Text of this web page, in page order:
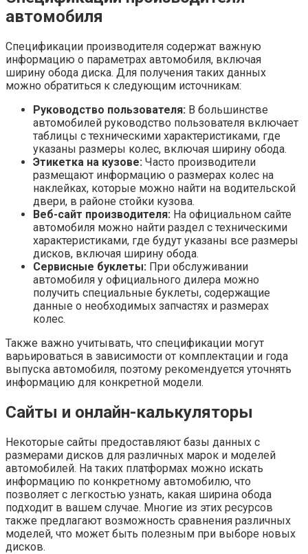
автомобиля
Спецификации производителя содержат важную
информацию о параметрах автомобиля, включая
ширину обода диска. Для получения таких данных
можно обратиться к следующим источникам:
Руководство пользователя: В большинстве
автомобилей руководство пользователя включает
таблицы с техническими характеристиками, где
указаны размеры колес, включая ширину обода.
Этикетка на кузове: Часто производители
размещают информацию о размерах колес на
наклейках, которые можно найти на водительской
двери, в районе стойки кузова.
Веб-сайт производителя: На официальном сайте
автомобиля можно найти раздел с техническими
характеристиками, где будут указаны все размеры
дисков, включая ширину обода.
Сервисные буклеты: При обслуживании
автомобиля у официального дилера можно
получить специальные буклеты, содержащие
данные о необходимых запчастях и размерах
колес.
Также важно учитывать, что спецификации могут
варьироваться в зависимости от комплектации и года
выпуска автомобиля, поэтому рекомендуется уточнять
информацию для конкретной модели.
Сайты и онлайн-калькуляторы
Некоторые сайты предоставляют базы данных с
размерами дисков для различных марок и моделей
автомобилей. На таких платформах можно искать
информацию по конкретному автомобилю, что
позволяет с легкостью узнать, какая ширина обода
подходит в вашем случае. Многие из этих ресурсов
также предлагают возможность сравнения различных
моделей, что может быть полезным при выборе новых
дисков.